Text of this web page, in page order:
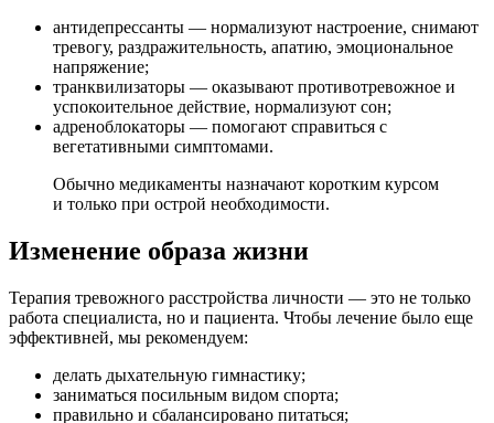
антидепрессанты — нормализуют настроение, снимают
тревогу, раздражительность, апатию, эмоциональное
напряжение;
транквилизаторы — оказывают противотревожное и
успокоительное действие, нормализуют сон;
адреноблокаторы — помогают справиться с
вегетативными симптомами.
Обычно медикаменты назначают коротким курсом
и только при острой необходимости.
Изменение образа жизни
Терапия тревожного расстройства личности — это не только
работа специалиста, но и пациента. Чтобы лечение было еще
эффективней, мы рекомендуем:
делать дыхательную гимнастику;
заниматься посильным видом спорта;
правильно и сбалансировано питаться;